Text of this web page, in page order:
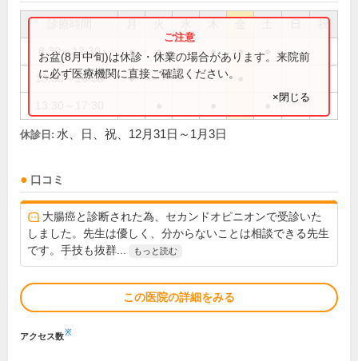
祝
8:30～12:30 ● ● ● ●
13:30～16:30 ●
お盆(8月中旬)は休診・休業の場合があります。来院前
に必ず医療機関に直接ご確認ください。
×閉じる
休診日: 水、日、祝、12月31日～1月3日
口コミ
大腸癌と診断された為、セカンドオピニオンで受診いた
しました。先生は優しく、分からないことは相談できる先生
です。手技も抜群...
もっと読む
この医院の詳細をみる
アクセス数※